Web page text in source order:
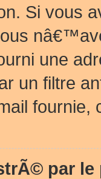
Si vous
une
un filtre
fournie,
par